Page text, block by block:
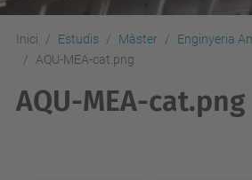
Inici Estudis Màster Enginyeria
AQU-MEA-cat.png
AQU-MEA-cat.png